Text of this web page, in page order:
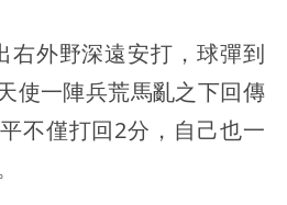
右外野深遠安打，球彈到
使一陣兵荒馬亂之下回傳
不僅打回2分，自己也一